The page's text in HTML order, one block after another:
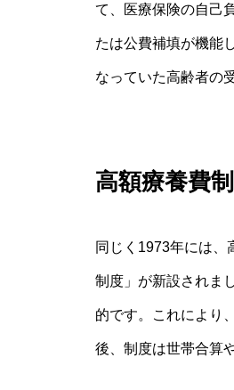
て、医療保険の自己
たは公費補填が機能
なっていた高齢者の
高額療養費
同じく1973年には、
制度」が新設されま
的です。これにより
後、制度は世帯合算